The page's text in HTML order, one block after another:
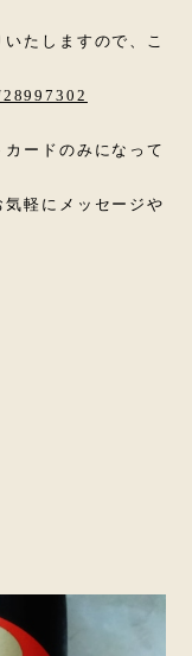
たしますので、こ
ードのみになって
軽にメッセージや